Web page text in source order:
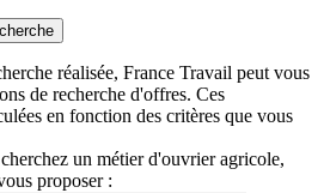
réalisée, France Travail peut vous
de recherche d'offres. Ces
en fonction des critères que vous
un métier d'ouvrier agricole,
proposer :